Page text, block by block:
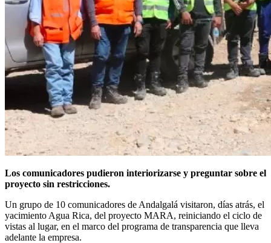
Los comunicadores pudieron interiorizarse y preguntar sobre el
proyecto sin restricciones.
Un grupo de 10 comunicadores de Andalgalá visitaron, días atrás, el
yacimiento Agua Rica, del proyecto MARA, reiniciando el ciclo de
vistas al lugar, en el marco del programa de transparencia que lleva
adelante la empresa.